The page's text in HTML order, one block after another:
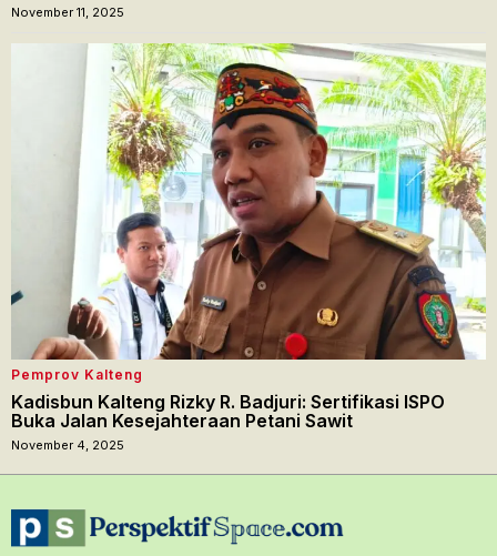
November 11, 2025
Pemprov Kalteng
Kadisbun Kalteng Rizky R. Badjuri: Sertifikasi ISPO
Buka Jalan Kesejahteraan Petani Sawit
November 4, 2025